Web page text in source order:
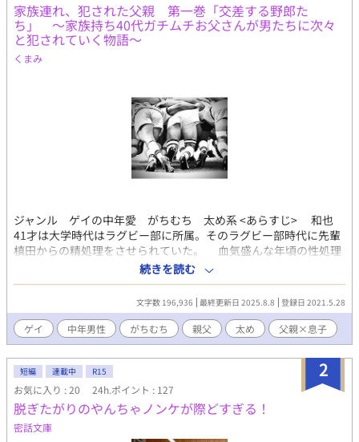
家族連れ、犯された父親 第一巻「交差する野郎た
ち」 〜家族持ち40代ガチムチお父さんが男たちに次々
と犯されていく物語〜
くまみ
ジャンル ゲイの中年愛 がちむち 太め系 <あらすじ> 和也
41才は大学時代はラグビー部に所属。そのラグビー部時代に先輩
槙田からの精処理をさせられていた。 血気盛んな年頃の性処理
という名目でありながらそこに生じた淡い恋心と行き違い。 20
年の時を経て偶然の再会を果たした和也と槙田、そして槙田の教
え子達を交えて絡み合っていく情事、屈折していく愛情、様々な
出会いとセックスを通じて変化していく和也。 中年男の甘く切
なく大胆にエロく、ダブル不倫の恋の行方はどうなるのか。 ⚠️ゲ
イの恋愛小説で、性描写も多く含まれます。完結後も校正により
小説の内容が若干の変化することがあります。ご了承いただきた
くお願いします。 ⚠️様々な方に難なく読んでいただきたく、「ル
ビ・ふりがな」を多く振っております。 (現在随時進行中) ⚠️現在
作品は完結中ですが、まだまだ誤字脱字も多く、校正は途中経過
です。内容なども若干変わることもあります。あらかじめご了承
ください。 ⚠️作品を前編・後編の二部構成にしました。
続きを読む
文字数 196,936 最終更新日 2025.8.8 登録日 2021.5.28
ゲイ 中年男性 がちむち 親父 太め 父親×息子
2
短編 連載中 R15
お気に入り : 20 24h.ポイント : 127
脱ぎたがりのやんちゃノンケが際どすぎる！
密話文庫